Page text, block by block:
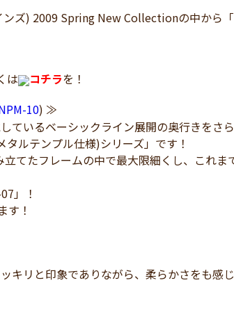
ズ) 2009 Spring New Collectionの中から「
は コチラを！
10) ≫
ているベーシックライン展開の奥行きをさ
ルテンプル仕様)シリーズ」です！
てたフレームの中で最大限細くし、これま
」！
す！
キリと印象でありながら、柔らかさをも感